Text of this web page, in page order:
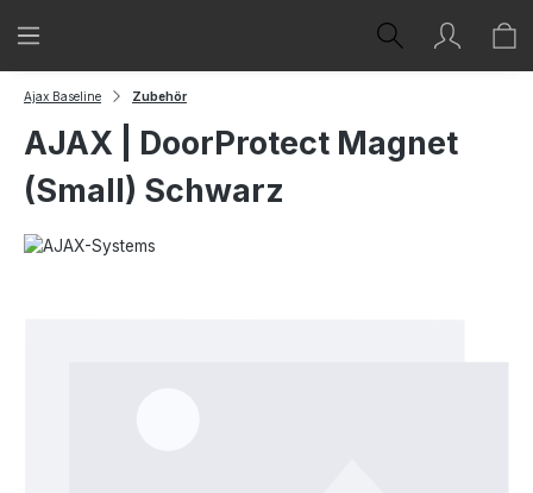
Zum Hauptinhalt springen
Ajax Baseline Zubehör
AJAX | DoorProtect Magnet
(Small) Schwarz